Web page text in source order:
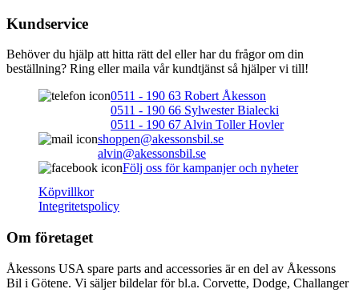
Kundservice
Behöver du hjälp att hitta rätt del eller har du frågor om din
beställning? Ring eller maila vår kundtjänst så hjälper vi till!
0511 - 190 63 Robert Åkesson
0511 - 190 66 Sylwester Bialecki
0511 - 190 67 Alvin Toller Hovler
shoppen@akessonsbil.se
alvin@akessonsbil.se
Följ oss för kampanjer och nyheter
Köpvillkor
Integritetspolicy
Om företaget
Åkessons USA spare parts and accessories är en del av Åkessons
Bil i Götene. Vi säljer bildelar för bl.a. Corvette, Dodge, Challanger